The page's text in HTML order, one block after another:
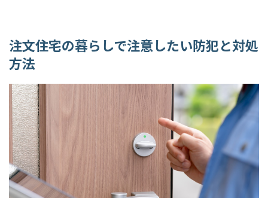
注文住宅の暮らしで注意したい防犯と対処
方法